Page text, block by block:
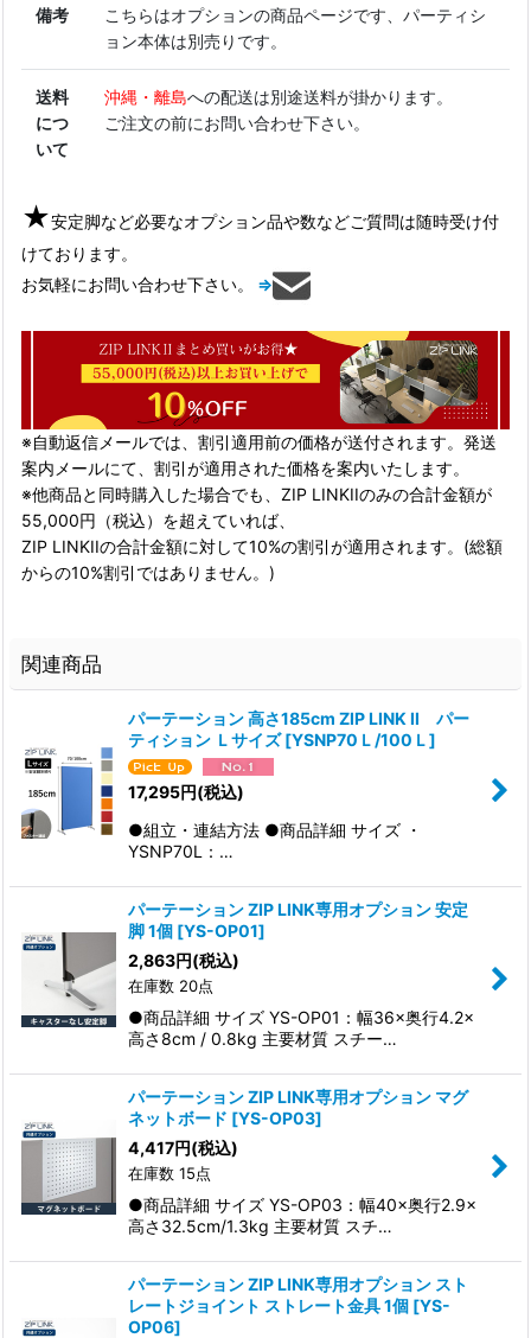
備考
こちらはオプションの商品ページです、パーティシ
ョン本体は別売りです。
送料
につ
いて
沖縄・離島への配送は別途送料が掛かります。
ご注文の前にお問い合わせ下さい。
★安定脚など必要なオプション品や数などご質問は随時受け付
けております。
お気軽にお問い合わせ下さい。
⇒
※自動返信メールでは、割引適用前の価格が送付されます。発送
案内メールにて、割引が適用された価格を案内いたします。
※他商品と同時購入した場合でも、ZIP LINKIIのみの合計金額が
55,000円（税込）を超えていれば、
ZIP LINKIIの合計金額に対して10%の割引が適用されます。(総額
からの10%割引ではありません。)
関連商品
パーテーション 高さ185cm ZIP LINK II パー
ティション Ｌサイズ [YSNP70Ｌ/100Ｌ]
17,295円(税込)
●組立・連結方法 ●商品詳細 サイズ ・
YSNP70L：…
パーテーション ZIP LINK専用オプション 安定
脚 1個 [YS-OP01]
2,863円(税込)
在庫数 20点
●商品詳細 サイズ YS-OP01：幅36×奥行4.2×
高さ8cm / 0.8kg 主要材質 スチー…
パーテーション ZIP LINK専用オプション マグ
ネットボード [YS-OP03]
4,417円(税込)
在庫数 15点
●商品詳細 サイズ YS-OP03：幅40×奥行2.9×
高さ32.5cm/1.3kg 主要材質 スチ…
パーテーション ZIP LINK専用オプション スト
レートジョイント ストレート金具 1個 [YS-
OP06]